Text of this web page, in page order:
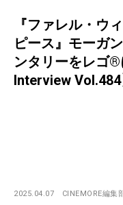
『ファレル・ウ
ピース』モーガ
ンタリーをレゴ
Interview Vol.484
2025.04.07 CINEMORE編集